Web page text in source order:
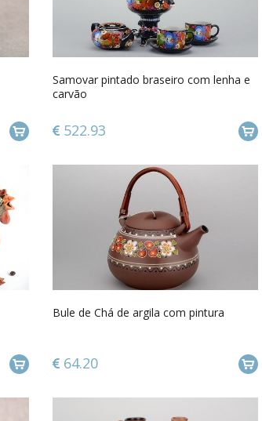
Samovar pintado braseiro com lenha e
carvão
522.93
Bule de Chá de argila com pintura
64.20